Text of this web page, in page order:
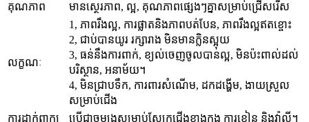
គុណភាព
មានស្ថេរភាព, ល្អ, គុណភាពផ្សេងៗគ្នាសម្រាប់ជ្រើសរើស
លក្ខណៈ
1, ភាពរឹងល្អ, ការផ្លាតនិងភាពបត់បែន, ភាពរឹងល្អឥតខ្ចោះ
2, ជាប់បានយូរ រក្សារាង មិនមានក្លិនស្អុយ
3, ធន់នឹងការពាក់, ខ្យល់ចេញចូលបានល្អ, មិនប៉ះពាល់ដល់
បរិស្ថាន, អនាម័យ។
4, មិនជ្រាបទឹក, ការពារសំណើម, ដកដង្ហើម, ងាយស្រួល
សម្រាប់ជើង
ការដាក់ពាក្យ
ប្រើជាចម្បងសម្រាប់ស្បែកជើងខាងក្នុង ក្តារខៀន និងវ៉ាលី។